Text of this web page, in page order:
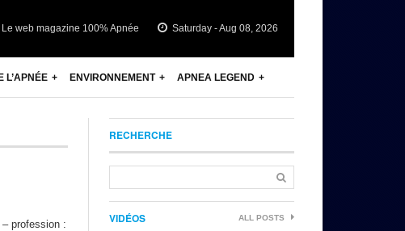
Le web magazine 100% Apnée Saturday - Aug 08, 2026
L’APNÉE ENVIRONNEMENT APNEA LEGEND
profession :
RECHERCHE
VIDÉOS ALL POSTS